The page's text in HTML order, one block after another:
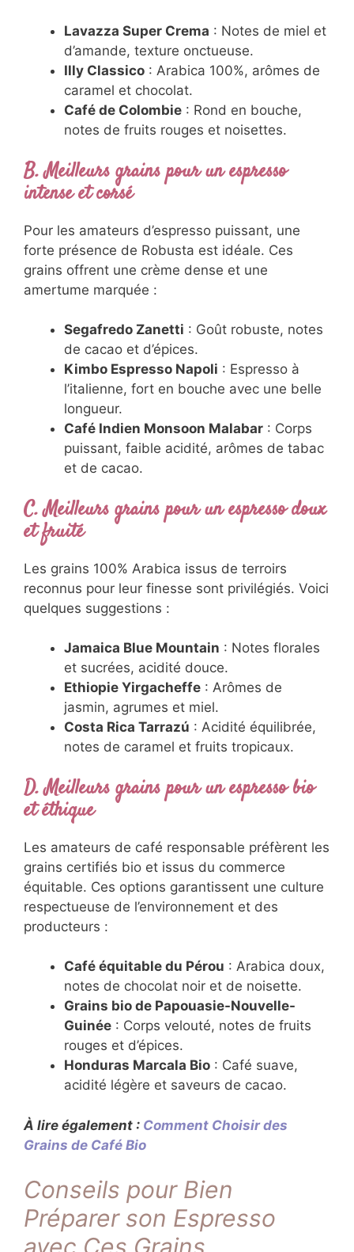
Lavazza Super Crema : Notes de miel et
d’amande, texture onctueuse.
Illy Classico : Arabica 100%, arômes de
caramel et chocolat.
Café de Colombie : Rond en bouche,
notes de fruits rouges et noisettes.
B. Meilleurs grains pour un espresso
intense et corsé
Pour les amateurs d’espresso puissant, une
forte présence de Robusta est idéale. Ces
grains offrent une crème dense et une
amertume marquée :
Segafredo Zanetti : Goût robuste, notes
de cacao et d’épices.
Kimbo Espresso Napoli : Espresso à
l’italienne, fort en bouche avec une belle
longueur.
Café Indien Monsoon Malabar : Corps
puissant, faible acidité, arômes de tabac
et de cacao.
C. Meilleurs grains pour un espresso doux
et fruité
Les grains 100% Arabica issus de terroirs
reconnus pour leur finesse sont privilégiés. Voici
quelques suggestions :
Jamaica Blue Mountain : Notes florales
et sucrées, acidité douce.
Ethiopie Yirgacheffe : Arômes de
jasmin, agrumes et miel.
Costa Rica Tarrazú : Acidité équilibrée,
notes de caramel et fruits tropicaux.
D. Meilleurs grains pour un espresso bio
et éthique
Les amateurs de café responsable préfèrent les
grains certifiés bio et issus du commerce
équitable. Ces options garantissent une culture
respectueuse de l’environnement et des
producteurs :
Café équitable du Pérou : Arabica doux,
notes de chocolat noir et de noisette.
Grains bio de Papouasie-Nouvelle-
Guinée : Corps velouté, notes de fruits
rouges et d’épices.
Honduras Marcala Bio : Café suave,
acidité légère et saveurs de cacao.
À lire également : Comment Choisir des
Grains de Café Bio
Conseils pour Bien
Préparer son Espresso